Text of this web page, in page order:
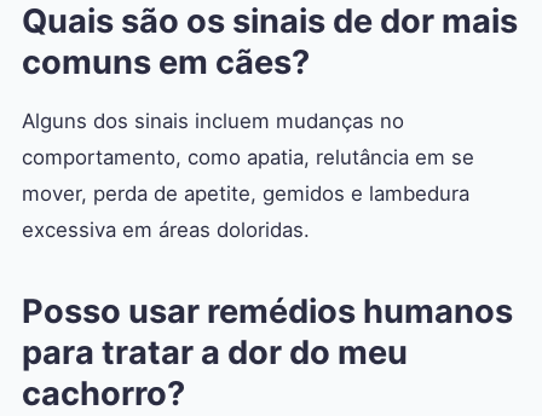
Quais são os sinais de dor mais
comuns em cães?
Alguns dos sinais incluem mudanças no
comportamento, como apatia, relutância em se
mover, perda de apetite, gemidos e lambedura
excessiva em áreas doloridas.
Posso usar remédios humanos
para tratar a dor do meu
cachorro?